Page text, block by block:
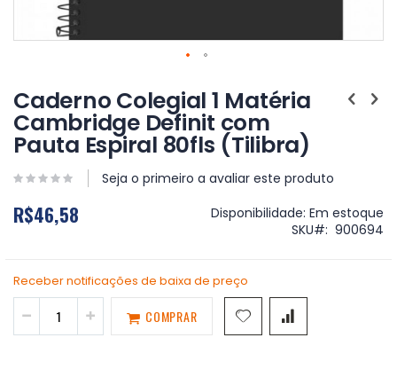
para
o
início
da
Galeria
de
imagens
Caderno Colegial 1 Matéria
Cambridge Definit com
Pauta Espiral 80fls (Tilibra)
Seja o primeiro a avaliar este produto
R$46,58 Disponibilidade: Em estoque
SKU
900694
Receber notificações de baixa de preço
COMPRAR